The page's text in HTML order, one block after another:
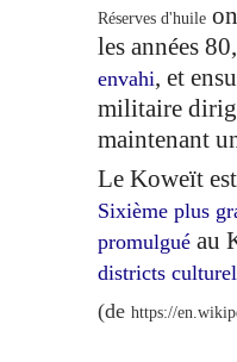
Réserves d'huile
les années
envahi, et
militaire
maintenant
Le Koweït
Sixième plus
promulgué au
districts
(de https://